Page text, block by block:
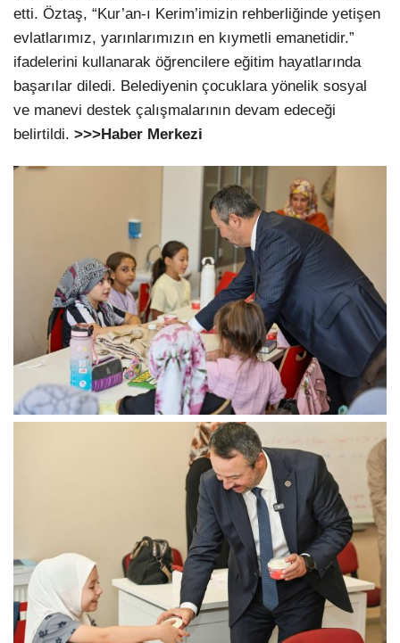
etti. Öztaş, “Kur’an-ı Kerim’imizin rehberliğinde yetişen
evlatlarımız, yarınlarımızın en kıymetli emanetidir.”
ifadelerini kullanarak öğrencilere eğitim hayatlarında
başarılar diledi. Belediyenin çocuklara yönelik sosyal
ve manevi destek çalışmalarının devam edeceği
belirtildi. >>>Haber Merkezi